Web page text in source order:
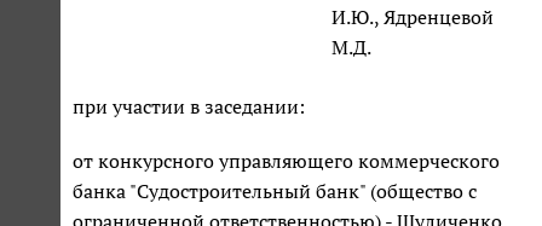
И.Ю., Ядренцевой
М.Д.
при участии в заседании:
от конкурсного управляющего коммерческого
банка "Судостроительный банк" (общество с
ограниченной ответственностью) - Шуличенко